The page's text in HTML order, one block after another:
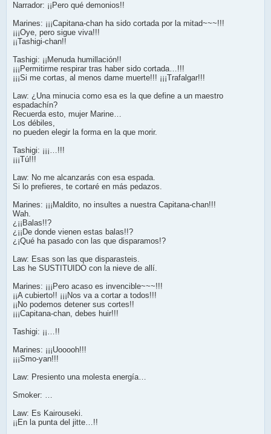
Narrador: ¡¡Pero qué demonios!!
Marines: ¡¡¡Capitana-chan ha sido cortada por la mitad~~~!!!
¡¡¡Oye, pero sigue viva!!!
¡¡Tashigi-chan!!
Tashigi: ¡¡Menuda humillación!!
¡¡¡Permitirme respirar tras haber sido cortada…!!!
¡¡¡Si me cortas, al menos dame muerte!!! ¡¡¡Trafalgar!!!
Law: ¿Una minucia como esa es la que define a un maestro
espadachín?
Recuerda esto, mujer Marine…
Los débiles,
no pueden elegir la forma en la que morir.
Tashigi: ¡¡¡…!!!
¡¡¡Tú!!!
Law: No me alcanzarás con esa espada.
Si lo prefieres, te cortaré en más pedazos.
Marines: ¡¡¡Maldito, no insultes a nuestra Capitana-chan!!!
Wah.
¿¡¡Balas!!?
¿¡¡De donde vienen estas balas!!?
¿¡Qué ha pasado con las que disparamos!?
Law: Esas son las que disparasteis.
Las he SUSTITUIDO con la nieve de allí.
Marines: ¡¡¡Pero acaso es invencible~~~!!!
¡¡A cubierto!! ¡¡¡Nos va a cortar a todos!!!
¡¡No podemos detener sus cortes!!
¡¡¡Capitana-chan, debes huir!!!
Tashigi: ¡¡…!!
Marines: ¡¡¡Uooooh!!!
¡¡¡Smo-yan!!!
Law: Presiento una molesta energía…
Smoker: …
Law: Es Kairouseki.
¡¡En la punta del jitte…!!